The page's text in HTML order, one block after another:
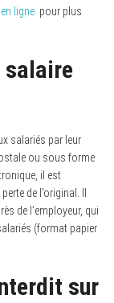
ligne pour plus
salaire
salariés par leur
ou sous forme
il est
de l’original. Il
de l’employeur, qui
(format papier
sur